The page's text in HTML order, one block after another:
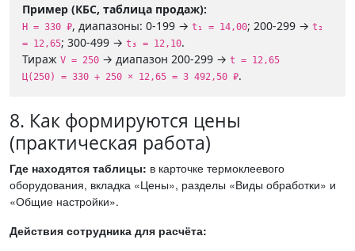
Пример (КБС, таблица продаж):
Н = 330 ₽, диапазоны: 0-199 → t₁ = 14,00; 200-299 → t₂
= 12,65; 300-499 → t₃ = 12,10.
Тираж V = 250 → диапазон 200-299 → t = 12,65
Ц(250) = 330 + 250 × 12,65 = 3 492,50 ₽.
8. Как формируются цены
(практическая работа)
Где находятся таблицы: в карточке термоклеевого
оборудования, вкладка «Цены», разделы «Виды обработки» и
«Общие настройки».
Действия сотрудника для расчёта: